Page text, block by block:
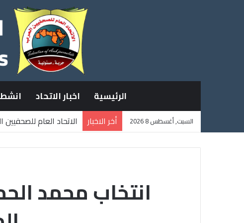
الرئيسية اخبار الاتحاد
السبت, أغسطس 8 2026 أخر الاخبار
الاتحاد العام
انتخاب محمد